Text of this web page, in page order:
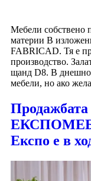
Мебели собствено
материи В
FABRICAD. Тя е
производство.
щанд D8. В днешно
мебели, но ако
Продажбата
Експо е в